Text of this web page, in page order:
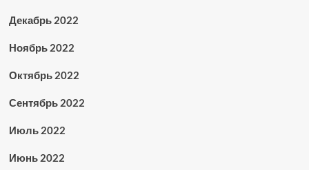
Декабрь 2022
Ноябрь 2022
Октябрь 2022
Сентябрь 2022
Июль 2022
Июнь 2022